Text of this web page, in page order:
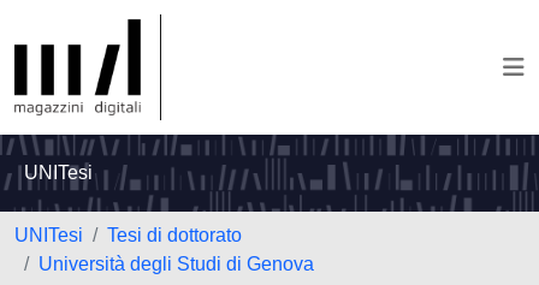
UNITesi
UNITesi
Tesi di dottorato
Università degli Studi di Genova